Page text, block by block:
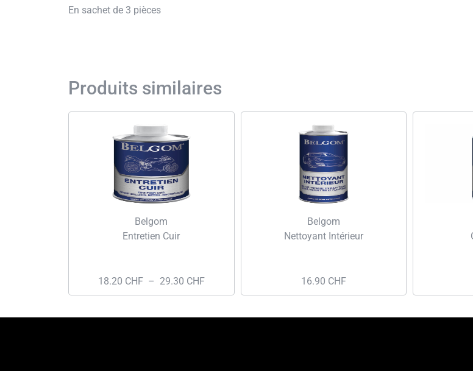
En sachet de 3 pièces
Produits similaires
Belgom
Entretien Cuir
18.20 CHF – 29.30 CHF
Belgom
Nettoyant Intérieur
16.90 CHF